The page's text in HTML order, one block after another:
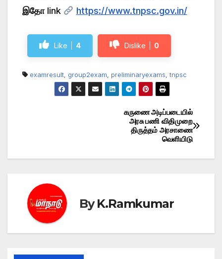
இதோlink https://www.tnpsc.gov.in/
Like 4 Dislike 0
examresult, group2exam, preliminaryexams, tnpsc
கருணை அடிப்படையில்
அரசு பணி விதிமுறை
திருத்தம் அரசாணை
வெளியிடு
ByK.Ramkumar